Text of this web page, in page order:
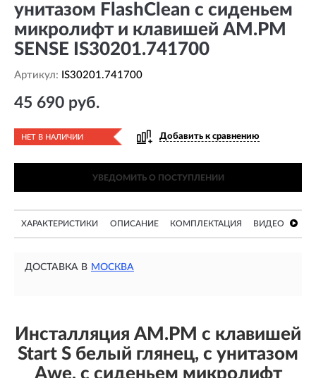
унитазом FlashClean с сиденьем
микролифт и клавишей AM.PM
SENSE IS30201.741700
Артикул: IS30201.741700
45 690 руб.
НЕТ В НАЛИЧИИ Добавить к сравнению
УВЕДОМИТЬ О ПОСТУПЛЕНИИ
ХАРАКТЕРИСТИКИ ОПИСАНИЕ КОМПЛЕКТАЦИЯ ВИДЕО
ДОСТАВКА В МОСКВА
Инсталляция AM.PM с клавишей
Start S белый глянец, с унитазом
Awe, с сиденьем микролифт